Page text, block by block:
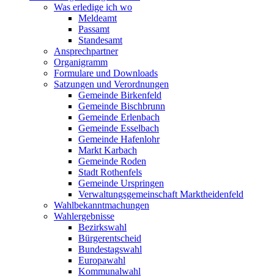
Was erledige ich wo
Meldeamt
Passamt
Standesamt
Ansprechpartner
Organigramm
Formulare und Downloads
Satzungen und Verordnungen
Gemeinde Birkenfeld
Gemeinde Bischbrunn
Gemeinde Erlenbach
Gemeinde Esselbach
Gemeinde Hafenlohr
Markt Karbach
Gemeinde Roden
Stadt Rothenfels
Gemeinde Urspringen
Verwaltungsgemeinschaft Marktheidenfeld
Wahlbekanntmachungen
Wahlergebnisse
Bezirkswahl
Bürgerentscheid
Bundestagswahl
Europawahl
Kommunalwahl